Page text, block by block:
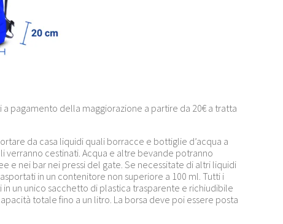
a pagamento della maggiorazione a partire da 20€ a tratta
da casa liquidi quali borracce e bottiglie d’acqua a
cestinati. Acqua e altre bevande potranno
e nei bar nei pressi del gate. Se necessitate di altri liquidi
in un contenitore non superiore a 100 ml. Tutti i
un unico sacchetto di plastica trasparente e richiudibile
totale fino a un litro. La borsa deve poi essere posta